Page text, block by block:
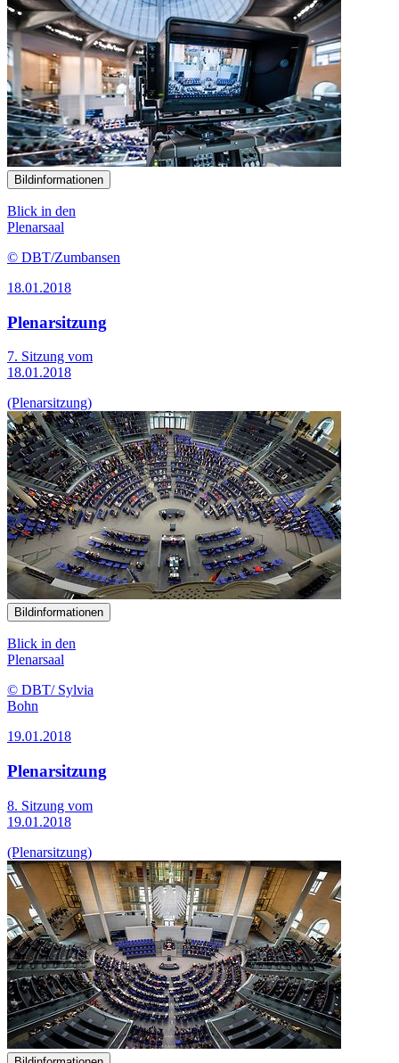
Bildinformationen
Blick in den
Plenarsaal
© DBT/Zumbansen
18.01.2018
Plenarsitzung
7. Sitzung vom
18.01.2018
(Plenarsitzung)
Bildinformationen
Blick in den
Plenarsaal
© DBT/ Sylvia
Bohn
19.01.2018
Plenarsitzung
8. Sitzung vom
19.01.2018
(Plenarsitzung)